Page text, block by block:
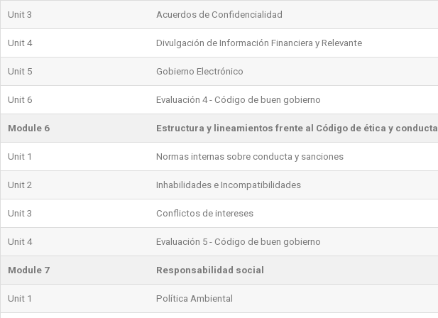
Unit 3 Acuerdos de Confidencialidad
Unit 4 Divulgación de Información Financiera y Relevante
Unit 5 Gobierno Electrónico
Unit 6 Evaluación 4 - Código de buen gobierno
Module 6 Estructura y lineamientos frente al Código de ética y conducta
Unit 1 Normas internas sobre conducta y sanciones
Unit 2 Inhabilidades e Incompatibilidades
Unit 3 Conflictos de intereses
Unit 4 Evaluación 5 - Código de buen gobierno
Module 7 Responsabilidad social
Unit 1 Política Ambiental